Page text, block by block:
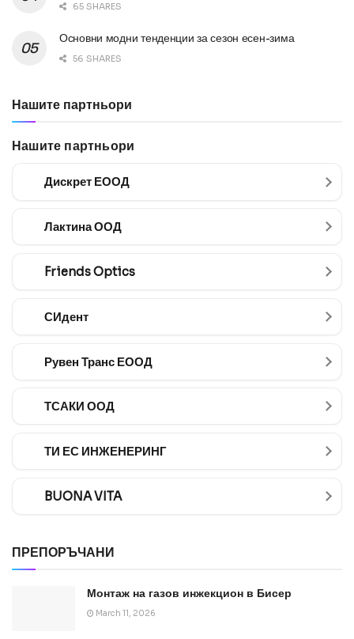
65 SHARES
Основни модни тенденции за сезон есен-зима
56 SHARES
Нашите партньори
Нашите партньори
Дискрет ЕООД
Лактина ООД
Friends Optics
СИдент
Рувен Транс ЕООД
ТСАКИ ООД
ТИ ЕС ИНЖЕНЕРИНГ
BUONA VITA
ПРЕПОРЪЧАНИ
Монтаж на газов инжекцион в Бисер
March 11, 2026